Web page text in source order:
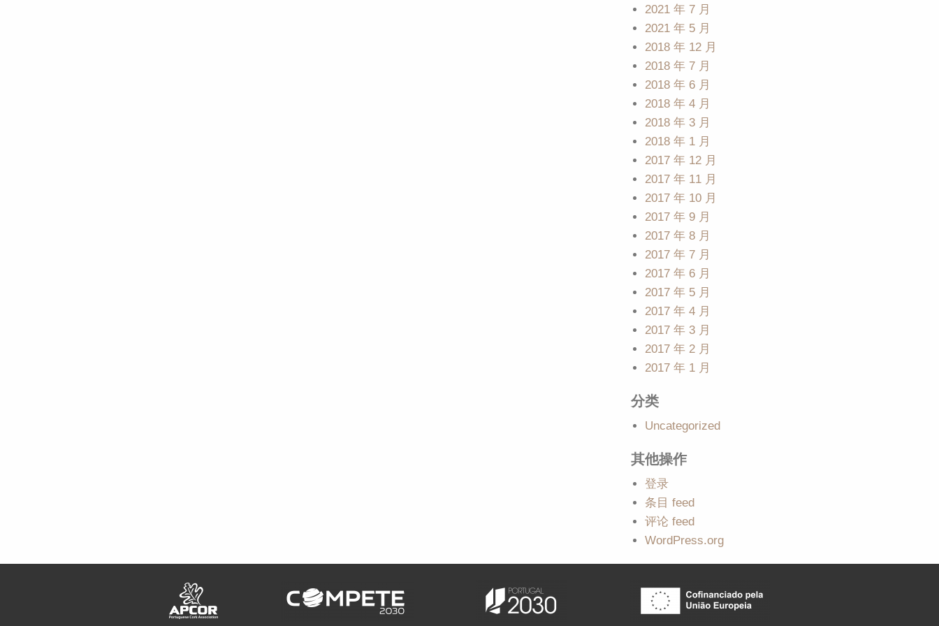
2021 年 7 月
2021 年 5 月
2018 年 12 月
2018 年 7 月
2018 年 6 月
2018 年 4 月
2018 年 3 月
2018 年 1 月
2017 年 12 月
2017 年 11 月
2017 年 10 月
2017 年 9 月
2017 年 8 月
2017 年 7 月
2017 年 6 月
2017 年 5 月
2017 年 4 月
2017 年 3 月
2017 年 2 月
2017 年 1 月
分类
Uncategorized
其他操作
登录
条目 feed
评论 feed
WordPress.org